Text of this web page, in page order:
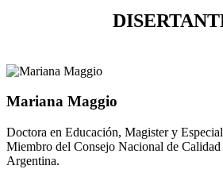
Mariana Maggio
Doctora en Educación, Magister y
Miembro del Consejo Nacional de
Argentina.